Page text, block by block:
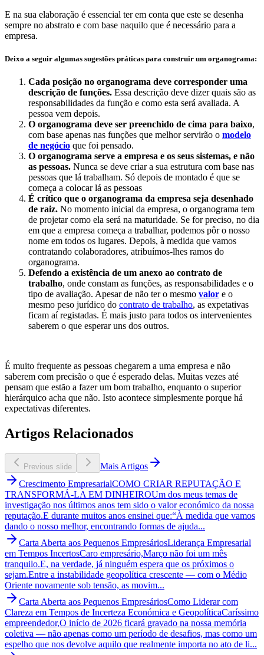
E na sua elaboração é essencial ter em conta que este se desenha
sempre no abstrato e com base naquilo que é necessário para a
empresa.
Deixo a seguir algumas sugestões práticas para construir um organograma:
Cada posição no organograma deve corresponder uma
descrição de funções. Essa descrição deve dizer quais são as
responsabilidades da função e como esta será avaliada. A
pessoa vem depois.
O organograma deve ser preenchido de cima para baixo,
com base apenas nas funções que melhor servirão o modelo
de negócio que foi pensado.
O organograma serve a empresa e os seus sistemas, e não
as pessoas. Nunca se deve criar a sua estrutura com base nas
pessoas que lá trabalham. Só depois de montado é que se
começa a colocar lá as pessoas
É crítico que o organograma da empresa seja desenhado
de raiz. No momento inicial da empresa, o organograma tem
de projetar como ela será na maturidade. Se for preciso, no dia
em que a empresa começa a trabalhar, podemos pôr o nosso
nome em todos os lugares. Depois, à medida que vamos
contratando colaboradores, atribuímos-lhes ramos do
organograma.
Defendo a existência de um anexo ao contrato de
trabalho, onde constam as funções, as responsabilidades e o
tipo de avaliação. Apesar de não ter o mesmo valor e o
mesmo peso jurídico do contrato de trabalho, as expetativas
ficam aí registadas. É mais justo para todos os intervenientes
saberem o que esperar uns dos outros.
É muito frequente as pessoas chegarem a uma empresa e não
saberem com precisão o que é esperado delas. Muitas vezes até
pensam que estão a fazer um bom trabalho, enquanto o superior
hierárquico acha que não. Isto acontece simplesmente porque há
expectativas diferentes.
Artigos Relacionados
Previous slide
Mais Artigos
Crescimento EmpresarialCOMO CRIAR REPUTAÇÃO E
TRANSFORMÁ-LA EM DINHEIROUm dos meus temas de
investigação nos últimos anos tem sido o valor económico da nossa
reputação.E durante muitos anos ensinei que:“À medida que vamos
dando o nosso melhor, encontrando formas de ajuda...
Carta Aberta aos Pequenos EmpresáriosLiderança Empresarial
em Tempos IncertosCaro empresário,Março não foi um mês
tranquilo.E, na verdade, já ninguém espera que os próximos o
sejam.Entre a instabilidade geopolítica crescente — com o Médio
Oriente novamente sob tensão, as movim...
Carta Aberta aos Pequenos EmpresáriosComo Liderar com
Clareza em Tempos de Incerteza Económica e GeopolíticaCaríssimo
empreendedor,O início de 2026 ficará gravado na nossa memória
coletiva — não apenas como um período de desafios, mas como um
espelho que nos devolve aquilo que realmente importa no ato de li...